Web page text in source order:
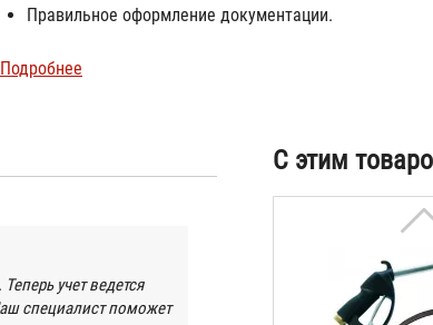
Правильное оформление документации.
Подробнее
учет ведется
специалист поможет
С этим